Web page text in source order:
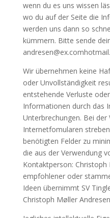
wenn du es uns wissen
wo du auf der Seite die
werden uns dann so
kümmern. Bitte sende
andresen@ex.com
Wir übernehmen keine
oder Unvollständigkeit
entstehende Verluste
Informationen durch das
Unterbrechungen. Bei der
Internetfomularen
benötigten Felder zu
die aus der Verwendung
Kontaktperson: Christoph
empfohlener oder
Ideen übernimmt SV
Christoph Møller